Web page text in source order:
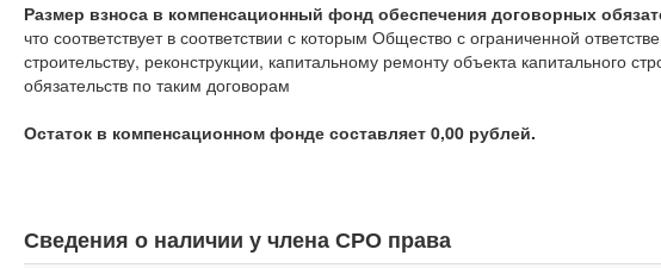
Размер взноса в компенсационный фонд обеспечения договорных
что соответствует в соответствии с которым Общество с ограниченной
строительству, реконструкции, капитальному ремонту объекта капитального
обязательств по таким договорам
Остаток в компенсационном фонде составляет 0,00 рублей.
Сведения о наличии у члена СРО права